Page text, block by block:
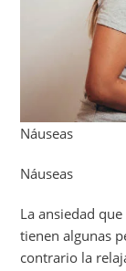
Náuseas
Náuseas
La ansiedad
tienen algunas
contrario la